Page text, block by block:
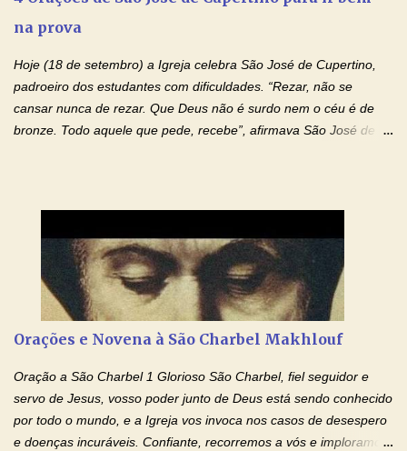
se encontram encarcerados em um vício, escravos de alguma
droga. Senhor, Pai Poderoso e cheio de Misericórdia, na
drogas, c...
na prova
Hoje (18 de setembro) a Igreja celebra São José de Cupertino,
padroeiro dos estudantes com dificuldades. “Rezar, não se
cansar nunca de rezar. Que Deus não é surdo nem o céu é de
bronze. Todo aquele que pede, recebe”, afirmava São José de
mim o teu fervor, a tua sabedoria e a tua fé. Mostra tua bondade,
ajudando-me e eu me esforçarei para imitar tuas virtudes.
Glória… Amável protetor meu, o estudo geralmente é difícil, duro
e entediante para mim. Tu podes deixar tudo isso mais fácil e
esforço maior em meus estudos e uma vida mais digna de tua
santidade. Glória… Deus, que quiseste atrair tudo a teu unigênito
Filho, que foi crucificado, permite que, pelos méritos e exemplos
de te...
Orações e Novena à São Charbel Makhlouf
Oração a São Charbel 1 Glorioso São Charbel, fiel seguidor e
servo de Jesus, vosso poder junto de Deus está sendo conhecido
por todo o mundo, e a Igreja vos invoca nos casos de desespero
e doenças incuráveis. Confiante, recorremos a vós e imploramos